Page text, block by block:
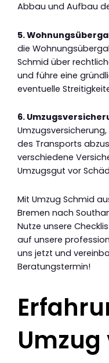
Abbau und Aufbau
5.
die
Schmid über
und führe eine
eventuelle
6.
des Transports
verschiedene
Umzugsgut vor
Mit Umzug Schmid
Bremen nach
Nutze unsere
auf unsere
uns jetzt und
Beratungstermin!
Umzug